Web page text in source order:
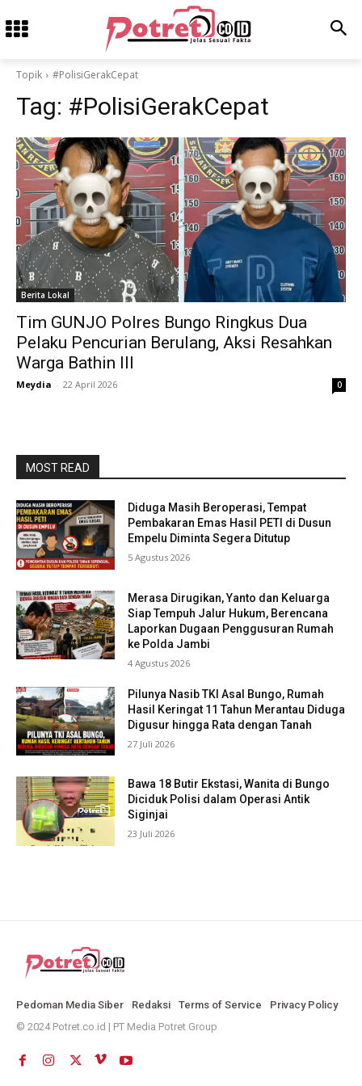
Topik #PolisiGerakCepat
Tag: #PolisiGerakCepat
Berita Lokal
Tim GUNJO Polres Bungo Ringkus Dua
Pelaku Pencurian Berulang, Aksi Resahkan
Warga Bathin III
Meydia - 22 April 2026 0
MOST READ
Diduga Masih Beroperasi, Tempat
Pembakaran Emas Hasil PETI di Dusun
Empelu Diminta Segera Ditutup
5 Agustus 2026
Merasa Dirugikan, Yanto dan Keluarga
Siap Tempuh Jalur Hukum, Berencana
Laporkan Dugaan Penggusuran Rumah
ke Polda Jambi
4 Agustus 2026
Pilunya Nasib TKI Asal Bungo, Rumah
Hasil Keringat 11 Tahun Merantau Diduga
Digusur hingga Rata dengan Tanah
27 Juli 2026
Bawa 18 Butir Ekstasi, Wanita di Bungo
Diciduk Polisi dalam Operasi Antik
Siginjai
23 Juli 2026
Pedoman Media Siber Redaksi Terms of Service
Privacy Policy
© 2024 Potret.co.id | PT Media Potret Group